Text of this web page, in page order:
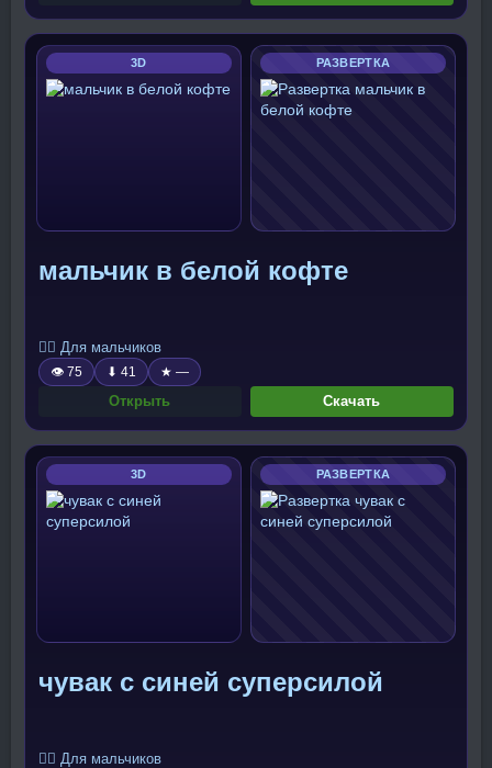
3D РАЗВЕРТКА
мальчик в белой кофте
🧍‍♂️ Для мальчиков
👁 75 ⬇ 41 ★ —
Открыть Скачать
3D РАЗВЕРТКА
чувак с синей суперсилой
🧍‍♂️ Для мальчиков